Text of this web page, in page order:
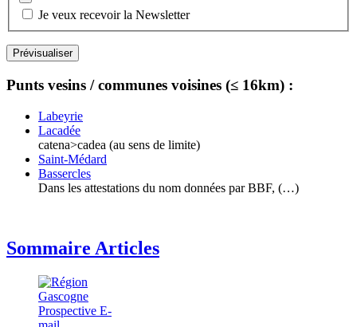
Je veux recevoir la Newsletter
Punts vesins / communes voisines (≤ 16km) :
Labeyrie
Lacadée
catena>cadea (au sens de limite)
Saint-Médard
Bassercles
Dans les attestations du nom données par BBF, (…)
Sommaire Articles